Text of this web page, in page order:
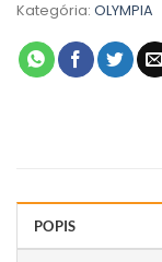
Kategória: OLYMPIA
POPIS